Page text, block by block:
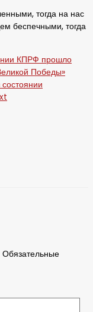
тогда на нас
беспечными, тогда
КПРФ прошло
Победы»
Обязательные